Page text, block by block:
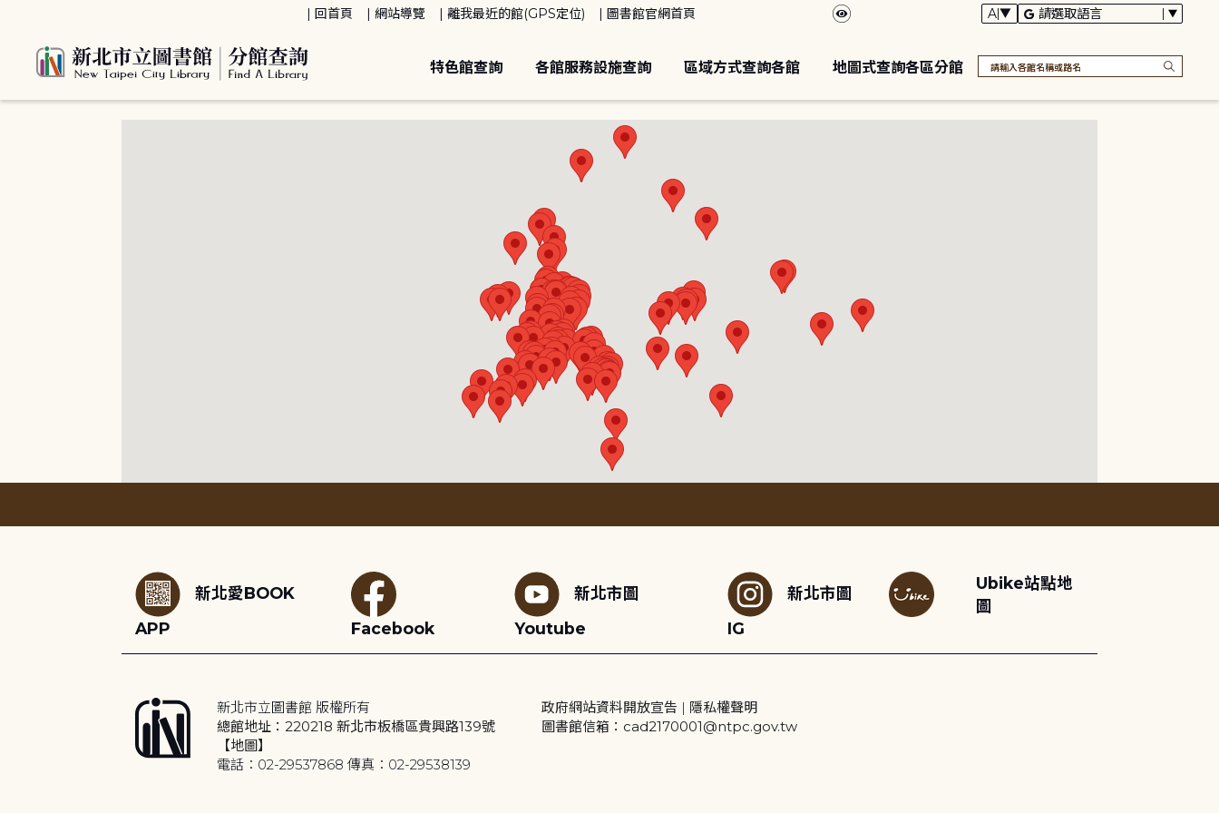
回首頁 網站導覽 離我最近的館(GPS定位) 圖書館官網首頁
特色館查詢 各館服務設施查詢 區域方式查詢各館 地圖式查詢各區分館
新北愛BOOK
APP
Facebook
新北市圖
Youtube
新北市圖
IG
Ubike站點地
圖
新北市立圖書館 版權所有
總館地址：220218 新北市板橋區貴興路139號
【地圖】
電話：02-29537868 傳真：02-29538139
政府網站資料開放宣告 | 隱私權聲明
圖書館信箱：cad2170001@ntpc.gov.tw